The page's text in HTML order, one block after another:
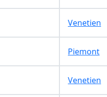
Venetien
Piemont
Venetien